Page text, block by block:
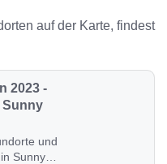
auf der Karte, findest
2023 -
Sunny
und
Sunny